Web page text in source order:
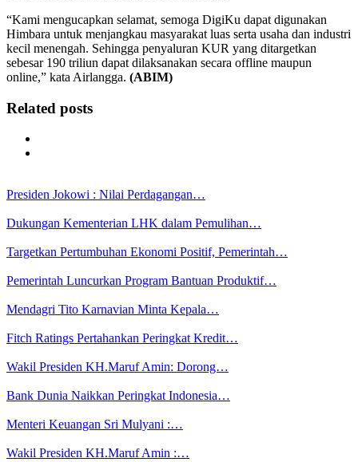
“Kami mengucapkan selamat, semoga DigiKu dapat digunakan
Himbara untuk menjangkau masyarakat luas serta usaha dan industri
kecil menengah. Sehingga penyaluran KUR yang ditargetkan
sebesar 190 triliun dapat dilaksanakan secara offline maupun
online,” kata Airlangga. (ABIM)
Related posts
Presiden Jokowi : Nilai Perdagangan…
Dukungan Kementerian LHK dalam Pemulihan…
Targetkan Pertumbuhan Ekonomi Positif, Pemerintah…
Pemerintah Luncurkan Program Bantuan Produktif…
Mendagri Tito Karnavian Minta Kepala…
Fitch Ratings Pertahankan Peringkat Kredit…
Wakil Presiden KH.Maruf Amin: Dorong…
Bank Dunia Naikkan Peringkat Indonesia…
Menteri Keuangan Sri Mulyani :…
Wakil Presiden KH.Maruf Amin :…